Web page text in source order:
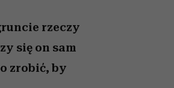
rzeczy
się on sam
zrobić, by